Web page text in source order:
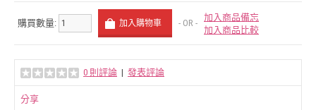
購買數量: - OR -
加入商品備忘
加入商品比較
0 則評論 | 發表評論
分享